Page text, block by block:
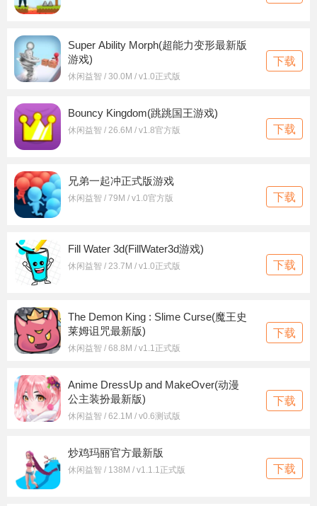
Super Ability Morph(超能力变形最新版
游戏)
休闲益智 / 30.0M / v1.0正式版
下载
Bouncy Kingdom(跳跳国王游戏)
休闲益智 / 26.6M / v1.8官方版 下载
兄弟一起冲正式版游戏
休闲益智 / 79M / v1.0官方版 下载
Fill Water 3d(FillWater3d游戏)
休闲益智 / 23.7M / v1.0正式版 下载
The Demon King : Slime Curse(魔王史
莱姆诅咒最新版)
休闲益智 / 68.8M / v1.1正式版
下载
Anime DressUp and MakeOver(动漫
公主装扮最新版)
休闲益智 / 62.1M / v0.6测试版
下载
炒鸡玛丽官方最新版
休闲益智 / 138M / v1.1.1正式版 下载